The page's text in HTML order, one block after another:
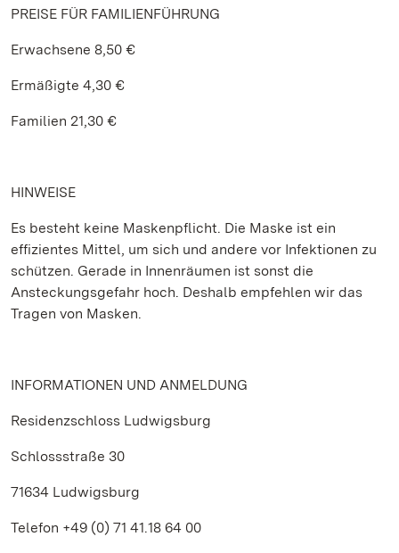
PREISE FÜR FAMILIENFÜHRUNG
Erwachsene 8,50 €
Ermäßigte 4,30 €
Familien 21,30 €
HINWEISE
Es besteht keine Maskenpflicht. Die Maske ist ein
effizientes Mittel, um sich und andere vor Infektionen zu
schützen. Gerade in Innenräumen ist sonst die
Ansteckungsgefahr hoch. Deshalb empfehlen wir das
Tragen von Masken.
INFORMATIONEN UND ANMELDUNG
Residenzschloss Ludwigsburg
Schlossstraße 30
71634 Ludwigsburg
Telefon +49 (0) 71 41.18 64 00